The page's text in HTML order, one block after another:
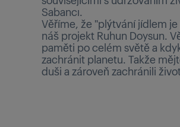
Sabancı.
Věříme, že "plýtvání jídlem
náš projekt Ruhun Doysun.
paměti po celém světě a
zachránit planetu. Takže
duši a zároveň zachránili